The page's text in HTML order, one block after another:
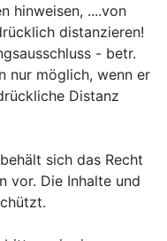
hinweisen, ....von
distanzieren!
- betr.
nur möglich, wenn er
Distanz
sich das Recht
vor. Die Inhalte und